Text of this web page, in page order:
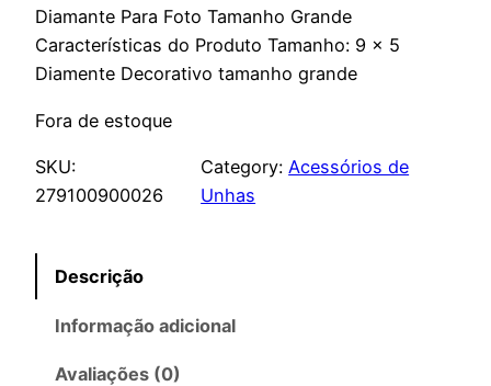
Diamante Para Foto Tamanho Grande
Características do Produto Tamanho: 9 x 5
Diamente Decorativo tamanho grande
Fora de estoque
SKU:
279100900026
Category: Acessórios de
Unhas
Descrição
Informação adicional
Avaliações (0)